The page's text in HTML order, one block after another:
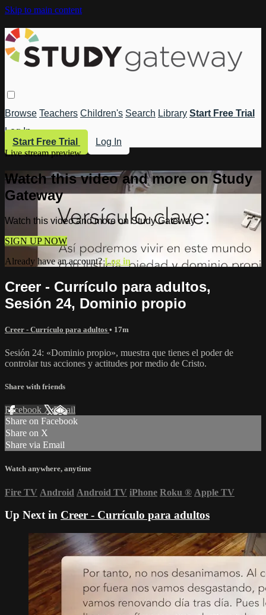
Skip to main content
Browse Teachers Children's Search Library Start Free Trial
Log In
Start Free Trial
Log In
Live stream preview
Watch this video and more on Study
Gateway
Watch this video and more on Study Gateway
SIGN UP NOW
Already have an account?Log in
Creer - Currículo para adultos,
Sesión 24, Dominio propio
Creer - Currículo para adultos • 17m
Sesión 24: «Dominio propio», muestra que tienes el poder de
controlar tus acciones y actitudes por medio de Cristo.
Share with friends
Facebook XEmail
Share on Facebook
Share on X
Share via Email
Watch anywhere, anytime
Fire TV Android Android TV iPhone Roku ® Apple TV
Up Next in Creer - Currículo para adultos